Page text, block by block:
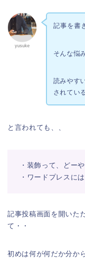
yusuke
記事を書
そんな悩
読みやす
されてい
と言われても、、
・装飾って、どー
・ワードプレスに
記事投稿画面を開いた
て・・
初めは何が何だか分か